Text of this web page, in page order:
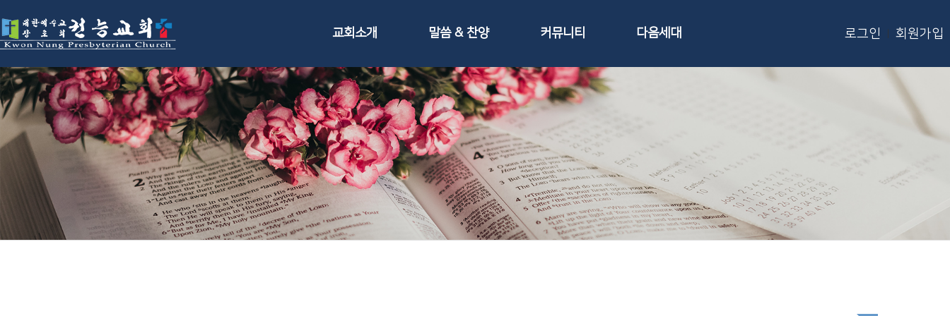
교회소개 말씀 & 찬양 커뮤니티 다음세대 로그인 회원가입